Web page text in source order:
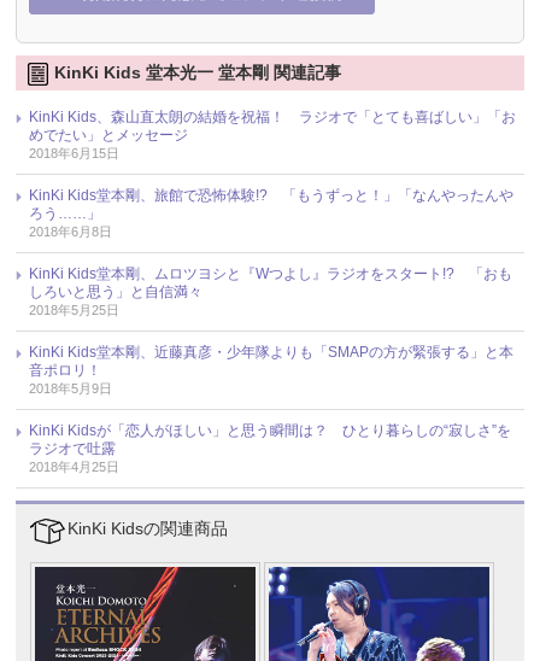
KinKi Kids 堂本光一 堂本剛 関連記事
KinKi Kids、森山直太朗の結婚を祝福！ ラジオで「とても喜ばしい」「お
めでたい」とメッセージ
2018年6月15日
KinKi Kids堂本剛、旅館で恐怖体験!? 「もうずっと！」「なんやったんや
ろう……」
2018年6月8日
KinKi Kids堂本剛、ムロツヨシと『Wつよし』ラジオをスタート!? 「おも
しろいと思う」と自信満々
2018年5月25日
KinKi Kids堂本剛、近藤真彦・少年隊よりも「SMAPの方が緊張する」と本
音ポロリ！
2018年5月9日
KinKi Kidsが「恋人がほしい」と思う瞬間は？ ひとり暮らしの“寂しさ”を
ラジオで吐露
2018年4月25日
KinKi Kidsの関連商品